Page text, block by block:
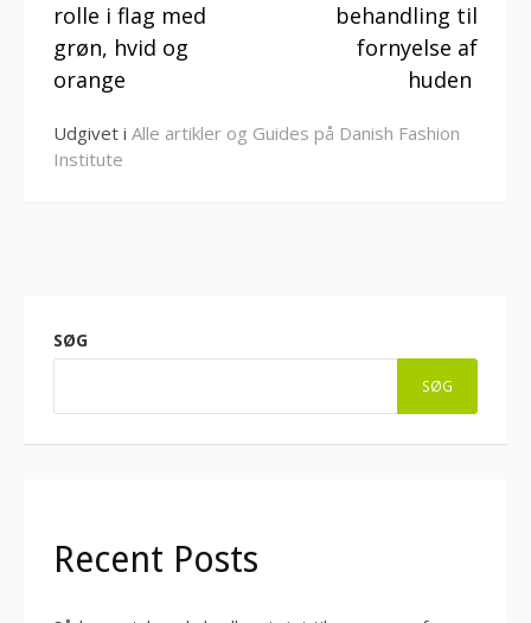
rolle i flag med
grøn, hvid og
orange
behandling til
fornyelse af
huden
Udgivet i Alle artikler og Guides på Danish Fashion
Institute
SØG
SØG
Recent Posts